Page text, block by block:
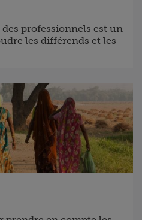
professionnels est un
les différends et les